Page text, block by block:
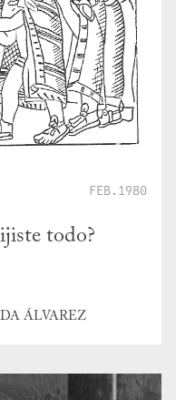
FEB.1980
todo?
ÁLVAREZ